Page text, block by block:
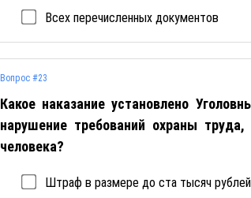
Всех перечисленных документов
Вопрос #23
Какое наказание установлено
нарушение требований охраны
человека?
Штраф в размере до ста тысяч